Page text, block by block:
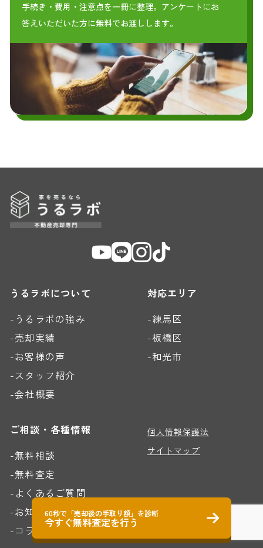
60秒で「売却後の手取り額」を診断
今すぐ無料査定を行う
手続き・費用・注意点を一冊に整理。アンケートにお
答えいただいた方に無料でお渡しします。
うるラボについて
-うるラボの強み
-売却実績
-お客様の声
-スタッフ紹介
-会社概要
対応エリア
-練馬区
-板橋区
-和光市
ご相談・各種情報
-無料相談
-無料査定
-よくあるご質問
-お知らせ
-コラム
個人情報保護法
サイトマップ